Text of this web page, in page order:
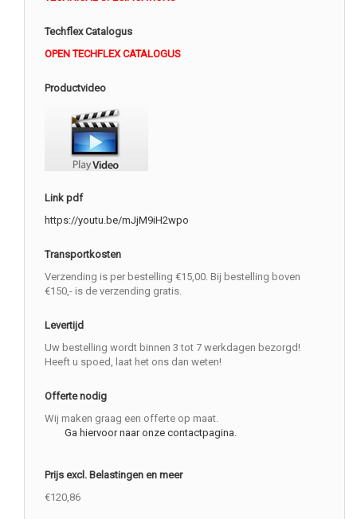
Techflex Catalogus
OPEN TECHFLEX CATALOGUS
Productvideo
Link pdf
https://youtu.be/mJjM9iH2wpo
Transportkosten
Verzending is per bestelling €15,00. Bij bestelling boven
€150,- is de verzending gratis.
Levertijd
Uw bestelling wordt binnen 3 tot 7 werkdagen bezorgd!
Heeft u spoed, laat het ons dan weten!
Offerte nodig
Wij maken graag een offerte op maat.
Ga hiervoor naar onze contactpagina.
Prijs excl. Belastingen en meer
€120,86